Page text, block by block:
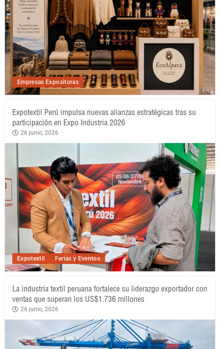
Empresas Expositoras
Expotextil Ferias y Eventos
Expotextil Perú impulsa nuevas alianzas estratégicas tras su
participación en Expo Industria 2026
26 junio, 2026
La industria textil peruana fortalece su liderazgo exportador con
ventas que superan los US$1.736 millones
26 junio, 2026